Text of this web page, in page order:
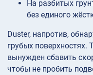
На разбитых
без единого
Duster, напротив,
грубых поверхностях.
вынужден сбавить
чтобы не пробить